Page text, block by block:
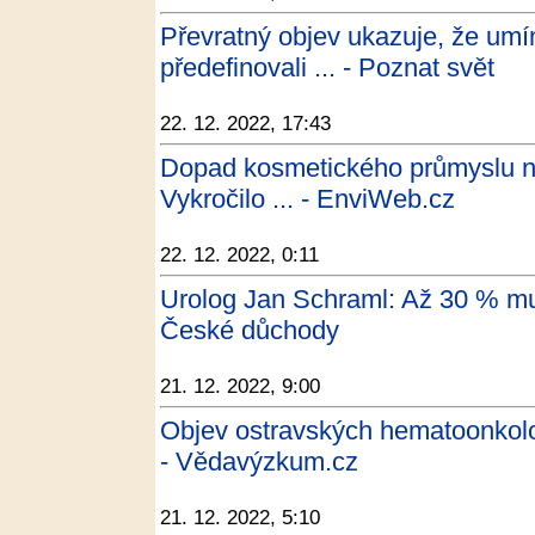
Převratný objev ukazuje, že
předefinovali ... - Poznat svět
22. 12. 2022, 17:43
Dopad kosmetického průmyslu
Vykročilo ... - EnviWeb.cz
22. 12. 2022, 0:11
Urolog Jan Schraml: Až 30 %
České důchody
21. 12. 2022, 9:00
Objev ostravských
- Vědavýzkum.cz
21. 12. 2022, 5:10